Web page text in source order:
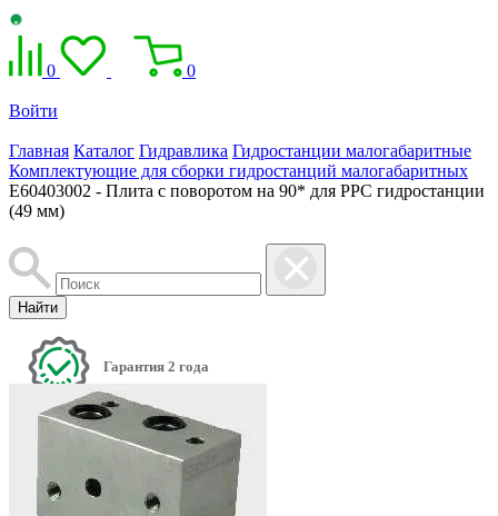
0 0
Войти
Главная Каталог Гидравлика Гидростанции малогабаритные
Комплектующие для сборки гидростанций малогабаритных
E60403002 - Плита с поворотом на 90* для РРС гидростанции
(49 мм)
Найти
Гарантия 2 года